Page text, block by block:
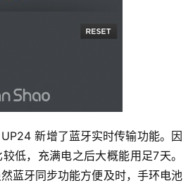
新增了蓝牙实时传输功能。因
低，充满电之后大概能用足7天。
蓝牙同步功能方便及时，手环电池